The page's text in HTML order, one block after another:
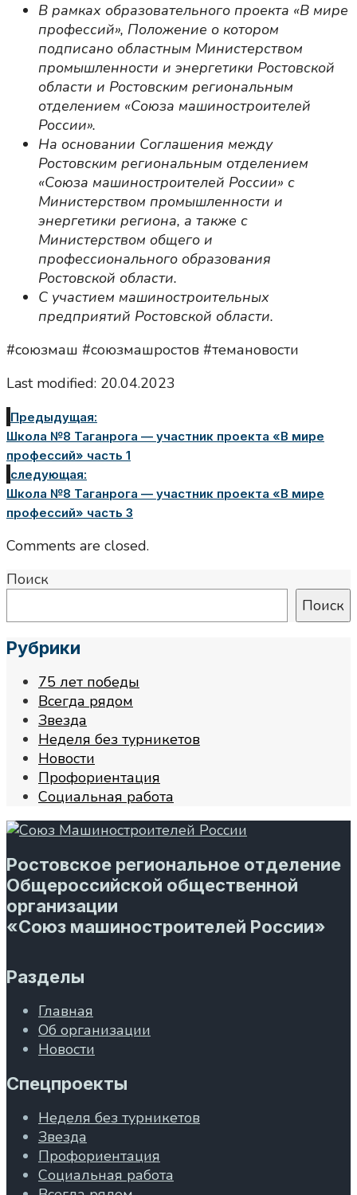
В рамках образовательного проекта «В мире
профессий», Положение о котором
подписано областным Министерством
промышленности и энергетики Ростовской
области и Ростовским региональным
отделением «Союза машиностроителей
России».
На основании Соглашения между
Ростовским региональным отделением
«Союза машиностроителей России» с
Министерством промышленности и
энергетики региона, а также с
Министерством общего и
профессионального образования
Ростовской области.
С участием машиностроительных
предприятий Ростовской области.
#союзмаш #союзмашростов #темановости
Last modified: 20.04.2023
Предыдущая:
Школа №8 Таганрога — участник проекта «В мире
профессий» часть 1
следующая:
Школа №8 Таганрога — участник проекта «В мире
профессий» часть 3
Comments are closed.
Поиск
Поиск
Рубрики
75 лет победы
Всегда рядом
Звезда
Неделя без турникетов
Новости
Профориентация
Социальная работа
Ростовское региональное отделение
Общероссийской общественной
организации
«Союз машиностроителей России»
Разделы
Главная
Об организации
Новости
Спецпроекты
Неделя без турникетов
Звезда
Профориентация
Социальная работа